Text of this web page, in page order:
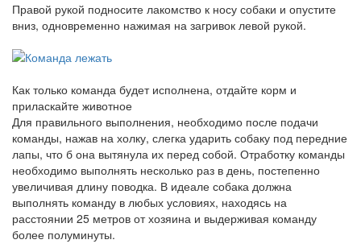
Правой рукой подносите лакомство к носу собаки и опустите
вниз, одновременно нажимая на загривок левой рукой.
Как только команда будет исполнена, отдайте корм и
приласкайте животное
Для правильного выполнения, необходимо после подачи
команды, нажав на холку, слегка ударить собаку под передние
лапы, что б она вытянула их перед собой. Отработку команды
необходимо выполнять несколько раз в день, постепенно
увеличивая длину поводка. В идеале собака должна
выполнять команду в любых условиях, находясь на
расстоянии 25 метров от хозяина и выдерживая команду
более полуминуты.